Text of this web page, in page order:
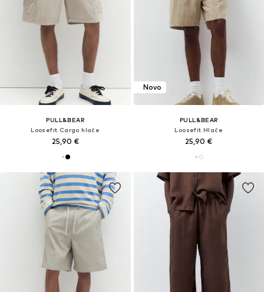
PULL&BEAR
Loosefit Cargo hlače
25,90 €
Novo
PULL&BEAR
Loosefit Hlače
25,90 €